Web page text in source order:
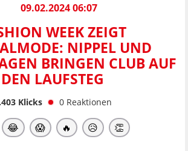
09.02.2024 06:07
WEEK ZEIGT
NIPPEL UND
BRINGEN CLUB AUF
DEN LAUFSTEG
Klicks 0 Reaktionen
😂 😱 🔥 😥 👏